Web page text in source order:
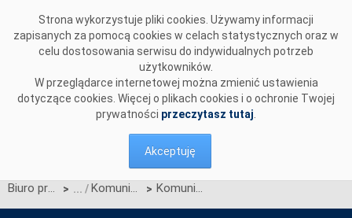
Strona wykorzystuje pliki cookies. Używamy informacji
zapisanych za pomocą cookies w celach statystycznych oraz w
celu dostosowania serwisu do indywidualnych potrzeb
użytkowników.
W przeglądarce internetowej można zmienić ustawienia
dotyczące cookies. Więcej o plikach cookies i o ochronie Twojej
prywatności przeczytasz tutaj
Akceptuję
Biuro prasowe > Komunikaty OSP > Komunikat OSP dotyczący pracy bloku 1 w Elektrowni Bełchatów po 2017 roku